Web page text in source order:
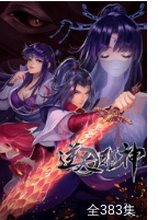
104
108
112
116
120
64
68
72
76
80
全383集